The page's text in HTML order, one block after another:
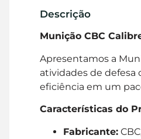
Descrição
Munição CBC
Apresentamos a
atividades de defesa
eficiência em um
Características do
Fabricante: